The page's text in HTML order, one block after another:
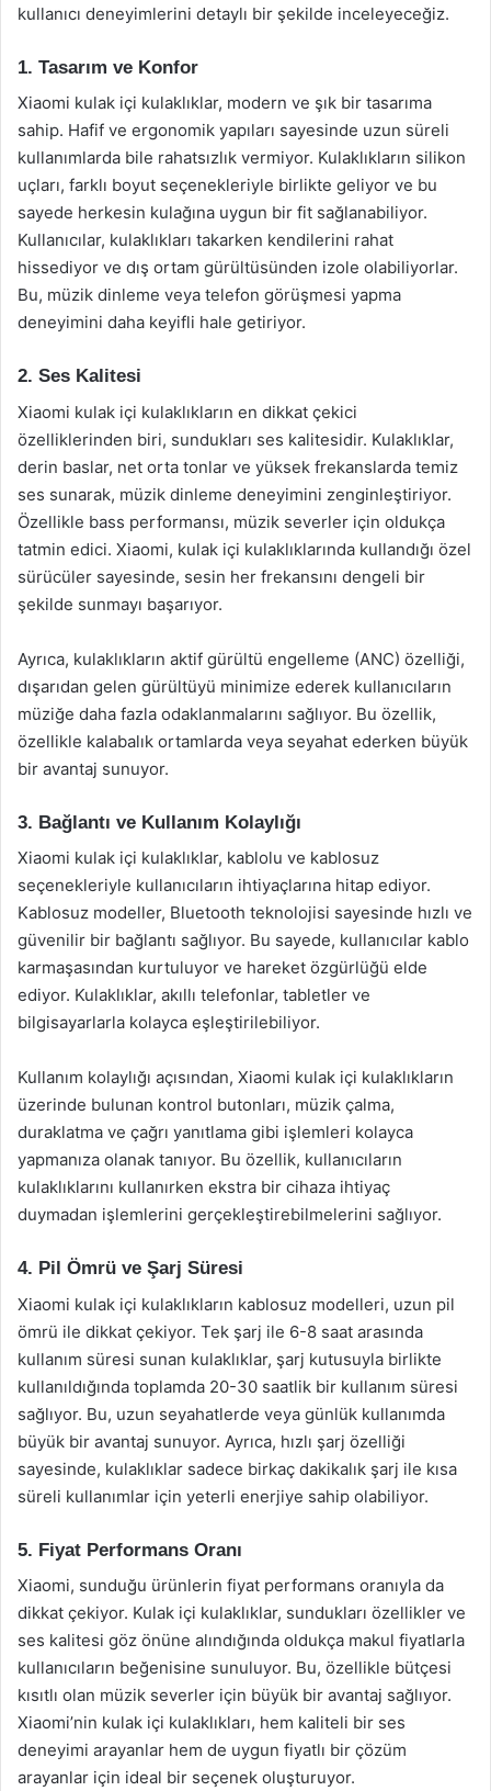
kullanıcı deneyimlerini detaylı bir şekilde inceleyeceğiz.
1. Tasarım ve Konfor
Xiaomi kulak içi kulaklıklar, modern ve şık bir tasarıma
sahip. Hafif ve ergonomik yapıları sayesinde uzun süreli
kullanımlarda bile rahatsızlık vermiyor. Kulaklıkların silikon
uçları, farklı boyut seçenekleriyle birlikte geliyor ve bu
sayede herkesin kulağına uygun bir fit sağlanabiliyor.
Kullanıcılar, kulaklıkları takarken kendilerini rahat
hissediyor ve dış ortam gürültüsünden izole olabiliyorlar.
Bu, müzik dinleme veya telefon görüşmesi yapma
deneyimini daha keyifli hale getiriyor.
2. Ses Kalitesi
Xiaomi kulak içi kulaklıkların en dikkat çekici
özelliklerinden biri, sundukları ses kalitesidir. Kulaklıklar,
derin baslar, net orta tonlar ve yüksek frekanslarda temiz
ses sunarak, müzik dinleme deneyimini zenginleştiriyor.
Özellikle bass performansı, müzik severler için oldukça
tatmin edici. Xiaomi, kulak içi kulaklıklarında kullandığı özel
sürücüler sayesinde, sesin her frekansını dengeli bir
şekilde sunmayı başarıyor.
Ayrıca, kulaklıkların aktif gürültü engelleme (ANC) özelliği,
dışarıdan gelen gürültüyü minimize ederek kullanıcıların
müziğe daha fazla odaklanmalarını sağlıyor. Bu özellik,
özellikle kalabalık ortamlarda veya seyahat ederken büyük
bir avantaj sunuyor.
3. Bağlantı ve Kullanım Kolaylığı
Xiaomi kulak içi kulaklıklar, kablolu ve kablosuz
seçenekleriyle kullanıcıların ihtiyaçlarına hitap ediyor.
Kablosuz modeller, Bluetooth teknolojisi sayesinde hızlı ve
güvenilir bir bağlantı sağlıyor. Bu sayede, kullanıcılar kablo
karmaşasından kurtuluyor ve hareket özgürlüğü elde
ediyor. Kulaklıklar, akıllı telefonlar, tabletler ve
bilgisayarlarla kolayca eşleştirilebiliyor.
Kullanım kolaylığı açısından, Xiaomi kulak içi kulaklıkların
üzerinde bulunan kontrol butonları, müzik çalma,
duraklatma ve çağrı yanıtlama gibi işlemleri kolayca
yapmanıza olanak tanıyor. Bu özellik, kullanıcıların
kulaklıklarını kullanırken ekstra bir cihaza ihtiyaç
duymadan işlemlerini gerçekleştirebilmelerini sağlıyor.
4. Pil Ömrü ve Şarj Süresi
Xiaomi kulak içi kulaklıkların kablosuz modelleri, uzun pil
ömrü ile dikkat çekiyor. Tek şarj ile 6-8 saat arasında
kullanım süresi sunan kulaklıklar, şarj kutusuyla birlikte
kullanıldığında toplamda 20-30 saatlik bir kullanım süresi
sağlıyor. Bu, uzun seyahatlerde veya günlük kullanımda
büyük bir avantaj sunuyor. Ayrıca, hızlı şarj özelliği
sayesinde, kulaklıklar sadece birkaç dakikalık şarj ile kısa
süreli kullanımlar için yeterli enerjiye sahip olabiliyor.
5. Fiyat Performans Oranı
Xiaomi, sunduğu ürünlerin fiyat performans oranıyla da
dikkat çekiyor. Kulak içi kulaklıklar, sundukları özellikler ve
ses kalitesi göz önüne alındığında oldukça makul fiyatlarla
kullanıcıların beğenisine sunuluyor. Bu, özellikle bütçesi
kısıtlı olan müzik severler için büyük bir avantaj sağlıyor.
Xiaomi’nin kulak içi kulaklıkları, hem kaliteli bir ses
deneyimi arayanlar hem de uygun fiyatlı bir çözüm
arayanlar için ideal bir seçenek oluşturuyor.